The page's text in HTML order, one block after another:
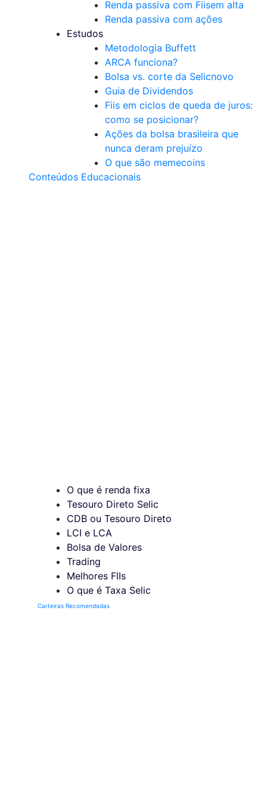
Renda passiva com Fiisem alta
Renda passiva com ações
Estudos
Metodologia Buffett
ARCA funciona?
Bolsa vs. corte da Selicnovo
Guia de Dividendos
Fiis em ciclos de queda de juros:
como se posicionar?
Ações da bolsa brasileira que
nunca deram prejuízo
O que são memecoins
Conteúdos Educacionais
O que é renda fixa
Tesouro Direto Selic
CDB ou Tesouro Direto
LCI e LCA
Bolsa de Valores
Trading
Melhores FIIs
O que é Taxa Selic
Carteiras Recomendadas